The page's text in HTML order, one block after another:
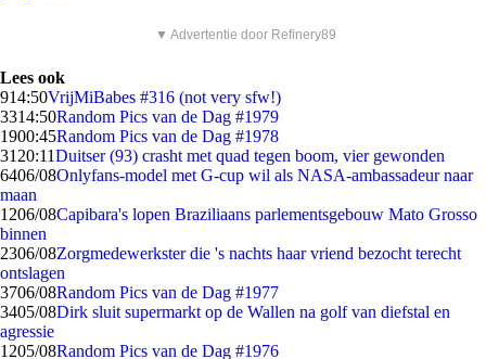
▼ Advertentie door Refinery89
Lees ook
914:50VrijMiBabes #316 (not very sfw!)
3314:50Random Pics van de Dag #1979
1900:45Random Pics van de Dag #1978
31 20:11Duitser (93) crasht met quad tegen boom, vier gewonden
6406/08Onlyfans-model met G-cup wil als NASA-ambassadeur naar
maan
1206/08Capibara's lopen Braziliaans parlementsgebouw Mato Grosso
binnen
2306/08Zorgmedewerkster die 's nachts haar vriend bezocht terecht
ontslagen
3706/08Random Pics van de Dag #1977
3405/08Dirk sluit supermarkt op de Wallen na golf van diefstal en
agressie
1205/08Random Pics van de Dag #1976